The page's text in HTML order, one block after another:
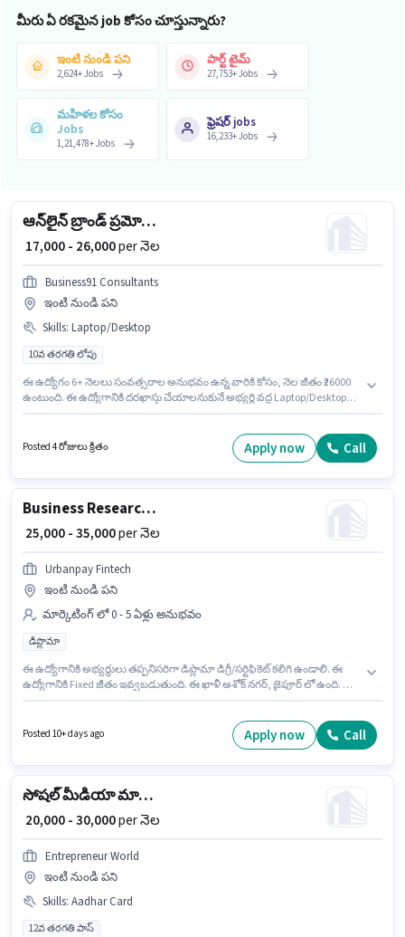
మీరు ఏ రకమైన job కోసం చూస్తున్నారు?
ఇంటి నుండి పని
2,624+Jobs
పార్ట్ టైమ్
27,753+Jobs
మహిళల కోసం
Jobs
1,21,478+Jobs
ఫ్రెషర్ jobs
16,233+Jobs
ఆన్‌లైన్ బ్రాండ్ ప్రమోటింగ్
₹ 17,000 - 26,000per నెల
Business91 Consultants
ఇంటి నుండి పని
Skills: Laptop/Desktop
10వ తరగతి లోపు
ఈ ఉద్యోగం 6+ నెలలు సంవత్సరాల అనుభవం ఉన్న వారికి కోసం, నెల జీతం ₹26000
ఉంటుంది. ఈ ఉద్యోగానికి దరఖాస్తు చేయాలనుకునే అభ్యర్థి వద్ద Laptop/Desktop
లోపు అర్హత ఉన్న అభ్యర్థులు ఈ ఉద్యోగానికి అప్లై చేసుకోవచ్చు. ఈ ఉద్యోగం రోహిణి,
Posted 4 రోజులు క్రితం Apply now Call
Business Research & Growth Executive
₹ 25,000 - 35,000per నెల
Urbanpay Fintech
ఇంటి నుండి పని
మార్కెటింగ్ లో 0 - 5 ఏళ్లు అనుభవం
డిప్లొమా
ఈ ఉద్యోగానికి అభ్యర్థులు తప్పనిసరిగా డిప్లొమా డిగ్రీ/సర్టిఫికెట్ కలిగి ఉండాలి. ఈ
ఉద్యోగానికి Fixed జీతం ఇవ్వబడుతుంది. ఈ ఖాళీ అశోక్ నగర్, జైపూర్ లో ఉంది. ఈ
Growth Executive ఉద్యోగానికి క్రియాశీలకంగా నియామకం జరుగుతోంది.
Posted 10+ days ago Apply now Call
సోషల్ మీడియా మార్కెటింగ్
₹ 20,000 - 30,000per నెల
Entrepreneur World
ఇంటి నుండి పని
Skills: Aadhar Card
12వ తరగతి పాస్